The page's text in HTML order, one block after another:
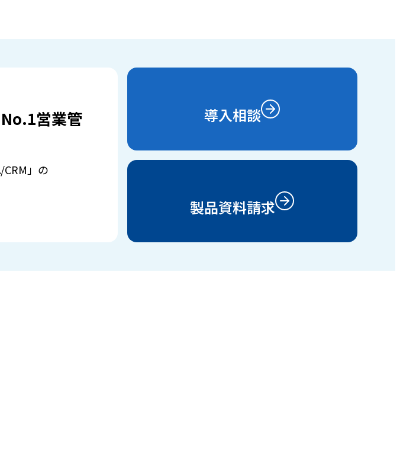
営業管
CRM」の
導入相談
製品資料請求